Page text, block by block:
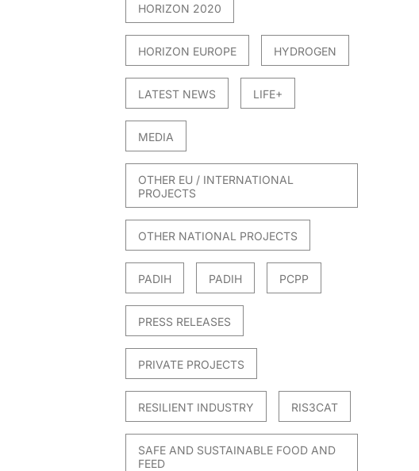
HORIZON 2020
HORIZON EUROPE HYDROGEN
LATEST NEWS LIFE+
MEDIA
OTHER EU / INTERNATIONAL
PROJECTS
OTHER NATIONAL PROJECTS
PADIH PADIH PCPP
PRESS RELEASES
PRIVATE PROJECTS
RESILIENT INDUSTRY RIS3CAT
SAFE AND SUSTAINABLE FOOD AND
FEED